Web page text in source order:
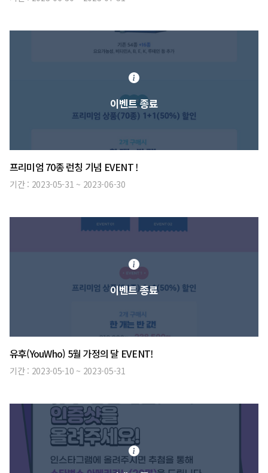
이벤트 종료
프리미엄 70종 런칭 기념 EVENT !
기간 : 2023-05-31 ~ 2023-06-30
이벤트 종료
유후(YouWho) 5월 가정의 달 EVENT!
기간 : 2023-05-10 ~ 2023-05-31